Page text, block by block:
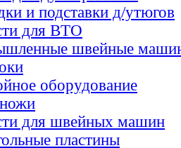
и подставки д/утюгов
для ВТО
швейные
оборудование
для швейных машин
пластины